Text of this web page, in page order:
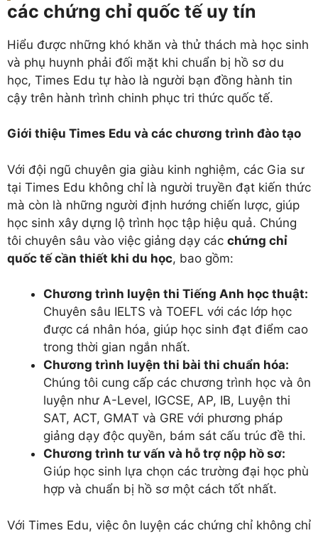
các chứng chỉ quốc tế uy tín
Hiểu được những khó khăn và thử thách mà học sinh
và phụ huynh phải đối mặt khi chuẩn bị hồ sơ du
học, Times Edu tự hào là người bạn đồng hành tin
cậy trên hành trình chinh phục tri thức quốc tế.
Giới thiệu Times Edu và các chương trình đào tạo
Với đội ngũ chuyên gia giàu kinh nghiệm, các Gia sư
tại Times Edu không chỉ là người truyền đạt kiến thức
mà còn là những người định hướng chiến lược, giúp
học sinh xây dựng lộ trình học tập hiệu quả. Chúng
tôi chuyên sâu vào việc giảng dạy các chứng chỉ
quốc tế cần thiết khi du học, bao gồm:
Chương trình luyện thi Tiếng Anh học thuật:
Chuyên sâu IELTS và TOEFL với các lớp học
được cá nhân hóa, giúp học sinh đạt điểm cao
trong thời gian ngắn nhất.
Chương trình luyện thi bài thi chuẩn hóa:
Chúng tôi cung cấp các chương trình học và ôn
luyện như A-Level, IGCSE, AP, IB, Luyện thi
SAT, ACT, GMAT và GRE với phương pháp
giảng dạy độc quyền, bám sát cấu trúc đề thi.
Chương trình tư vấn và hỗ trợ nộp hồ sơ:
Giúp học sinh lựa chọn các trường đại học phù
hợp và chuẩn bị hồ sơ một cách tốt nhất.
Với Times Edu, việc ôn luyện các chứng chỉ không chỉ